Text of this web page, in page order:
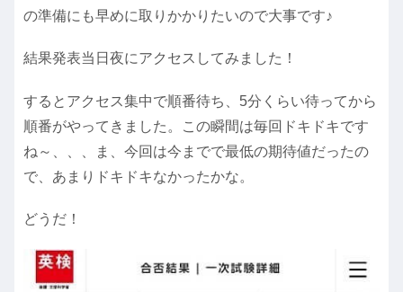
の準備にも早めに取りかかりたいので大事です♪
結果発表当日夜にアクセスしてみました！
するとアクセス集中で順番待ち、5分くらい待ってから
順番がやってきました。この瞬間は毎回ドキドキです
ね～、、、ま、今回は今までで最低の期待値だったの
で、あまりドキドキなかったかな。
どうだ！